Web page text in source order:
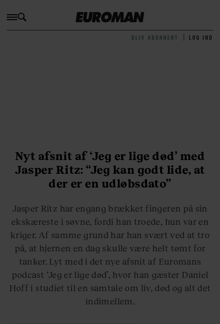
BLIV ABONNENT LOG IND
Nyt afsnit af ‘Jeg er lige død’ med
Jasper Ritz: “Jeg kan godt lide, at
der er en udløbsdato”
Jasper Ritz har engang brækket fingeren på sin
ekskæreste i søvne, fordi han troede, hun var en
kriger. Af samme grund har han svært ved at tro
på, at hjernen en dag skulle være helt tømt for
tanker. Lyt med i det nye afsnit af Euromans
podcast ‘Jeg er lige død’, hvor han gæster Daniel
Hoff i studiet til en samtale om liv, død og alt det
indimellem.